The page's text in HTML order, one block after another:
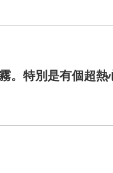
特別是有個超熱